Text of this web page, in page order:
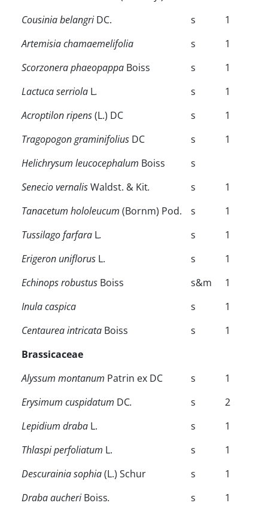
Cousinia belangri DC. s
1
Artemisia chamaemelifolia
s
1
Scorzonera phaeopappa Boiss s
1
Lactuca serriola L. s
1
Acroptilon ripens(L.) DC s
1
Tragopogon graminifolius DC s
1
Helichrysum leucocephalum Boiss
s
Senecio vernalisWaldst. & Kit. s
1
Tanacetum hololeucum (Bornm) Pod. s
1
Tussilago farfara L. s
1
Erigeron uniflorus L. s
1
Echinops robustus Boiss s&m
1
Inula caspica
s
1
Centaurea intricata Boiss s
1
Brassicaceae
Alyssum montanum Patrin ex DC s
1
Erysimum cuspidatum DC. s
2
Lepidium draba L. s
1
Thlaspi perfoliatum L. s
1
Descurainia sophia(L.) Schur s
1
Draba aucheri Boiss. s
1